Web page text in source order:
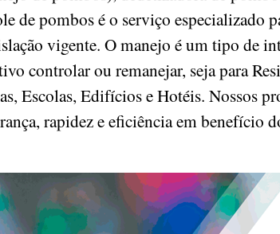
de pombos é o serviço especializado
vigente. O manejo é um tipo de
controlar ou remanejar, seja para
Escolas, Edifícios e Hotéis. Nossos
rapidez e eficiência em benefício